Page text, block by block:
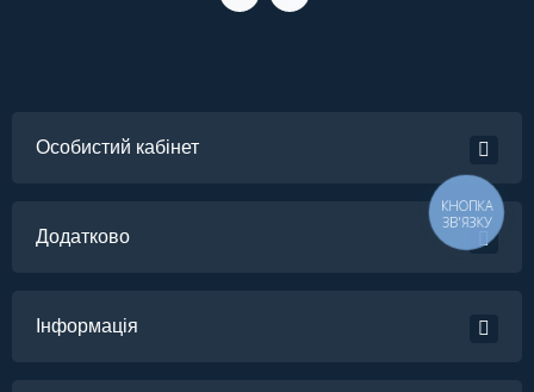
Особистий кабінет
Додатково
Інформація
КНОПКА
ЗВ'ЯЗКУ